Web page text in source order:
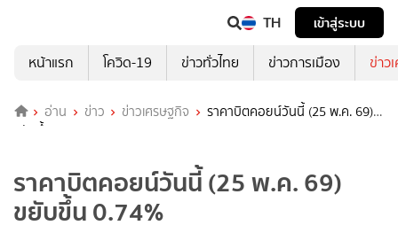
TH
เข้าสู่ระบบ
หน้าแรก
โควิด-19 ข่าวทั่วไทย ข่าวการเมือง ข่าว
อ่าน ข่าว ข่าวเศรษฐกิจ
ราคาบิตคอยน์วันนี้ (25 พ.ค. 69)
ขยับขึ้น 0.74%
ราคาบิตคอยน์วันนี้ (25 พ.ค. 69)
ขยับขึ้น 0.74%